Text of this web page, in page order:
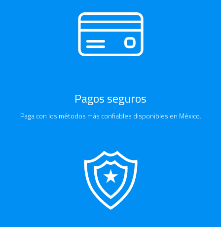
Pagos seguros
Paga con los métodos más confiables disponibles en México.